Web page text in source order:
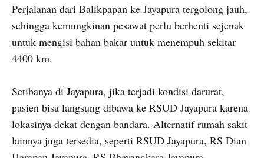
Perjalanan dari Balikpapan ke Jayapura tergolong jauh,
sehingga kemungkinan pesawat perlu berhenti sejenak
untuk mengisi bahan bakar untuk menempuh sekitar
4400 km.
Setibanya di Jayapura, jika terjadi kondisi darurat,
pasien bisa langsung dibawa ke RSUD Jayapura karena
lokasinya dekat dengan bandara. Alternatif rumah sakit
lainnya juga tersedia, seperti RSUD Jayapura, RS Dian